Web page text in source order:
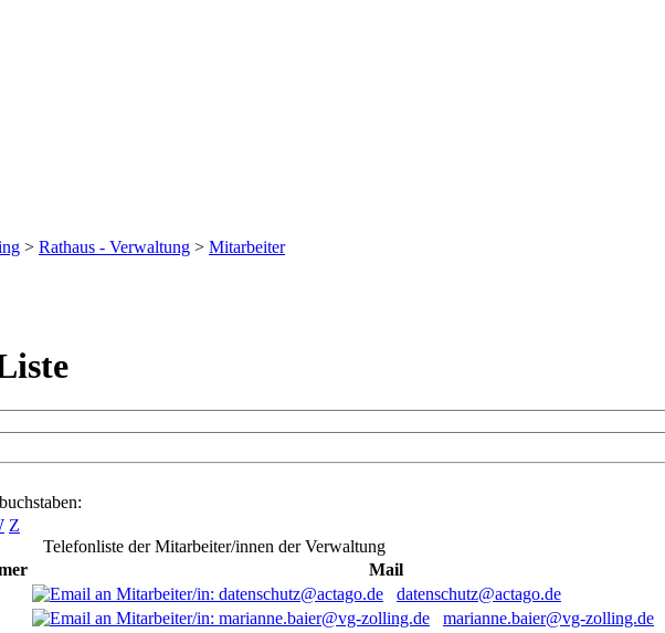
> Rathaus - Verwaltung > Mitarbeiter
Z
Telefonliste der Mitarbeiter/innen der Verwaltung
Mail
datenschutz@actago.de
marianne.baier@vg-zolling.de